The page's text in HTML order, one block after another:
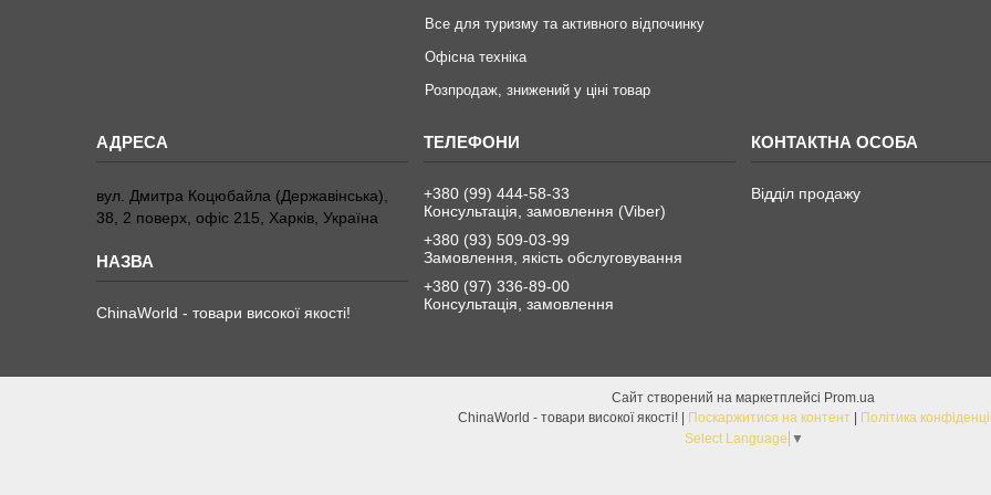
Все для туризму та активного відпочинку
Офісна техніка
Розпродаж, знижений у ціні товар
вул. Дмитра Коцюбайла (Державінська),
38, 2 поверх, офіс 215, Харків, Україна
ChinaWorld - товари високої якості!
+380 (99) 444-58-33
Консультація, замовлення (Viber)
+380 (93) 509-03-99
Замовлення, якість обслуговування
+380 (97) 336-89-00
Консультація, замовлення
Відділ продажу
Сайт створений на маркетплейсі Prom.ua
Поскаржитися на контент
Політика
Select Language ▼